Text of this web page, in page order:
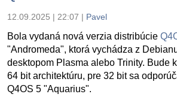
12.09.2025 | 22:07 | Pavel
Bola vydaná nová verzia distribúcie
"Andromeda", ktorá vychádza z
desktopom Plasma alebo Trinity. Bude
64 bit architektúru, pre 32 bit sa
Q4OS 5 "Aquarius".